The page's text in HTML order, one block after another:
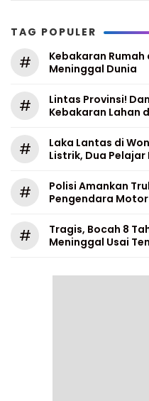
TAG POPULER
#
Kebakaran
Meninggal Dunia
#
Lintas Provinsi!
Kebakaran Lahan
#
Laka Lantas di
Listrik, Dua
#
Polisi Amankan
Pengendara
#
Tragis, Bocah 8
Meninggal Usai